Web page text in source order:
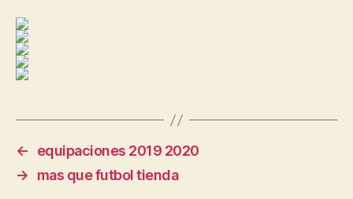
←
equipaciones 2019 2020
→
mas que futbol tienda